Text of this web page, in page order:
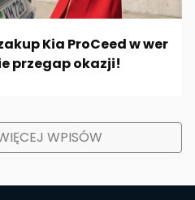
Kia ProCeed w wer
przegap okazji!
WPISÓW